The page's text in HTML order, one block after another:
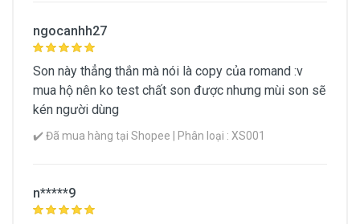
ngocanhh27
Son này thẳng thắn mà nói là copy của romand :v
mua hộ nên ko test chất son được nhưng mùi son sẽ
kén người dùng
✔️ Đã mua hàng tại Shopee | Phân loại : XS001
n*****9